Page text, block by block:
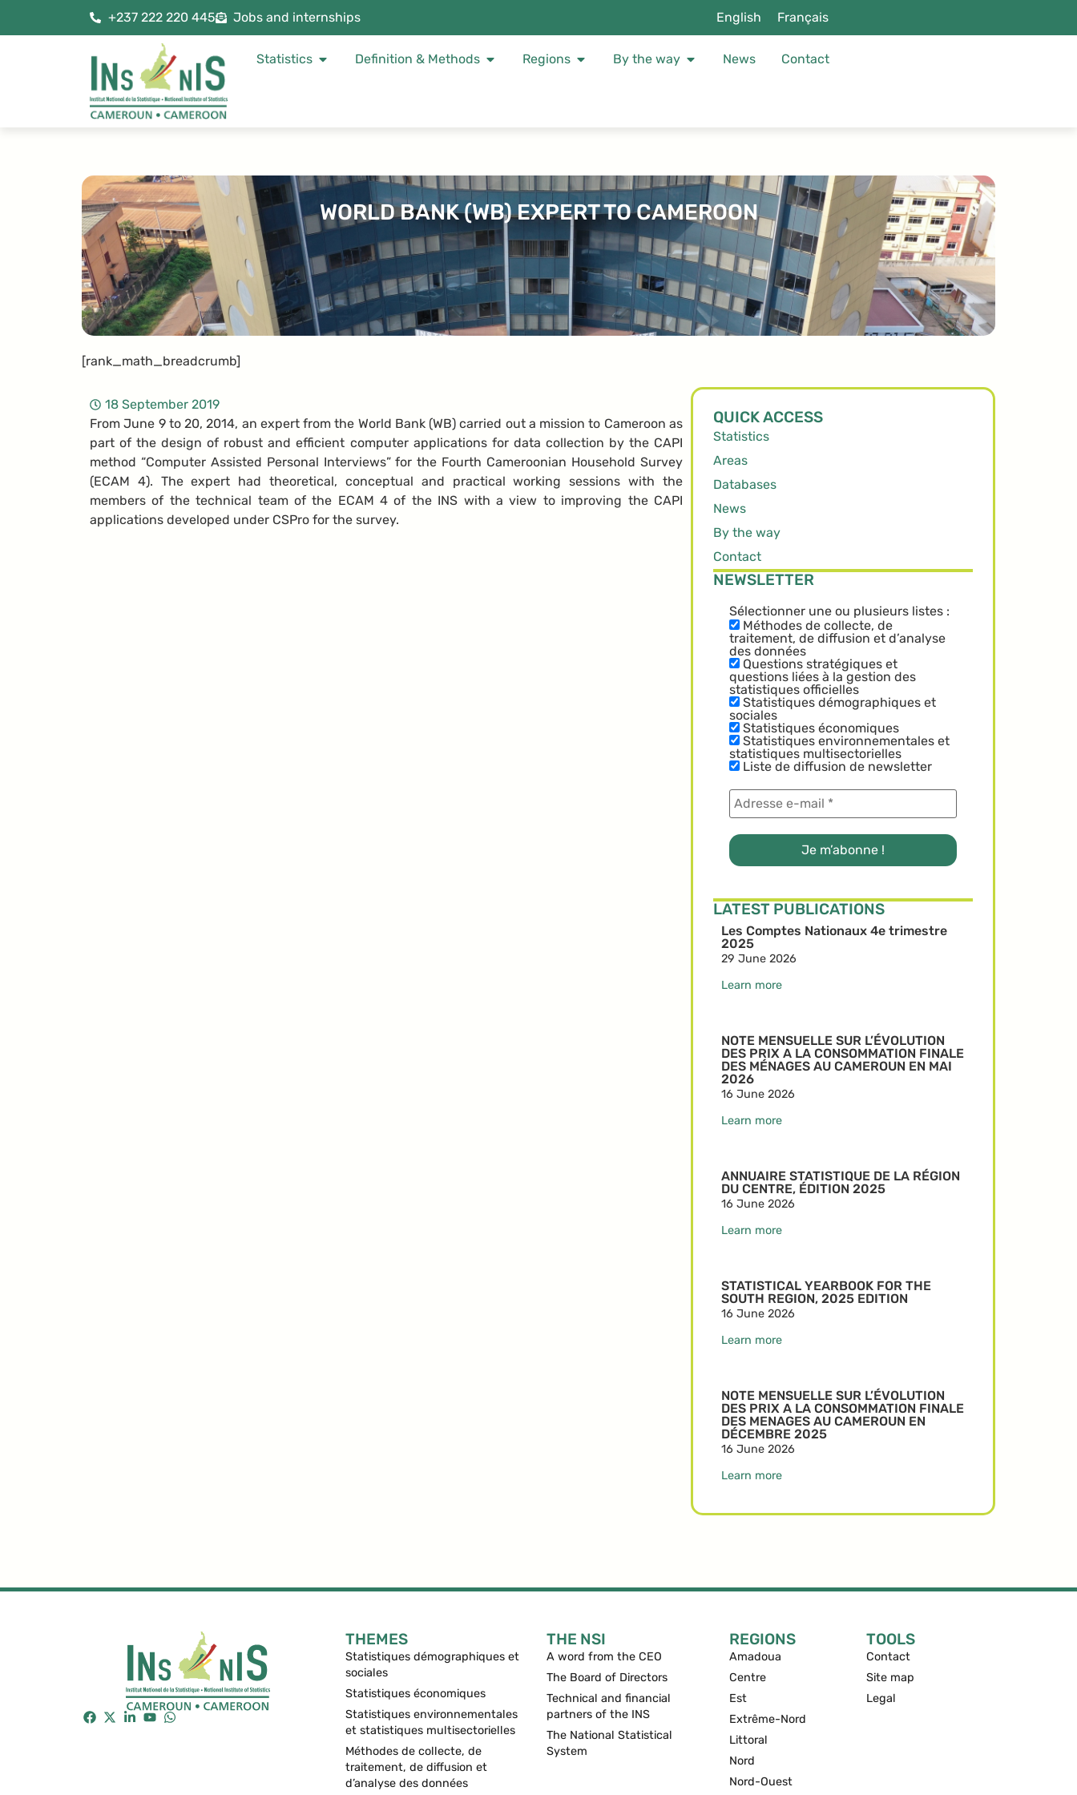
+237 222 220 445 Jobs and internships English Français
Statistics Definition & Methods Regions By the way News Contact
WORLD BANK (WB) EXPERT TO CAMEROON
[rank_math_breadcrumb]
18 September 2019
From June 9 to 20, 2014, an expert from the World Bank (WB) carried out a mission to Cameroon as
part of the design of robust and efficient computer applications for data collection by the CAPI
method “Computer Assisted Personal Interviews” for the Fourth Cameroonian Household Survey
(ECAM 4). The expert had theoretical, conceptual and practical working sessions with the
members of the technical team of the ECAM 4 of the INS with a view to improving the CAPI
applications developed under CSPro for the survey.
QUICK ACCESS
Statistics
Areas
Databases
News
By the way
Contact
NEWSLETTER
Sélectionner une ou plusieurs listes :
Méthodes de collecte, de
traitement, de diffusion et d’analyse
des données
Questions stratégiques et
questions liées à la gestion des
statistiques officielles
Statistiques démographiques et
sociales
Statistiques économiques
Statistiques environnementales et
statistiques multisectorielles
Liste de diffusion de newsletter
LATEST PUBLICATIONS
Les Comptes Nationaux 4e trimestre
2025
29 June 2026
Learn more
NOTE MENSUELLE SUR L’ÉVOLUTION
DES PRIX A LA CONSOMMATION FINALE
DES MÉNAGES AU CAMEROUN EN MAI
2026
16 June 2026
Learn more
ANNUAIRE STATISTIQUE DE LA RÉGION
DU CENTRE, ÉDITION 2025
16 June 2026
Learn more
STATISTICAL YEARBOOK FOR THE
SOUTH REGION, 2025 EDITION
16 June 2026
Learn more
NOTE MENSUELLE SUR L’ÉVOLUTION
DES PRIX A LA CONSOMMATION FINALE
DES MENAGES AU CAMEROUN EN
DÉCEMBRE 2025
16 June 2026
Learn more
THEMES
Statistiques démographiques et
sociales
Statistiques économiques
Statistiques environnementales
et statistiques multisectorielles
Méthodes de collecte, de
traitement, de diffusion et
d’analyse des données
THE NSI
A word from the CEO
The Board of Directors
Technical and financial
partners of the INS
The National Statistical
System
REGIONS
Amadoua
Centre
Est
Extrême-Nord
Littoral
Nord
Nord-Ouest
TOOLS
Contact
Site map
Legal